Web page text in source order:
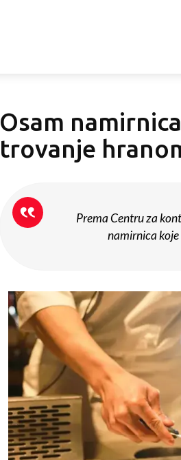
Osam
trovanje
Prema Centru za
namirnica